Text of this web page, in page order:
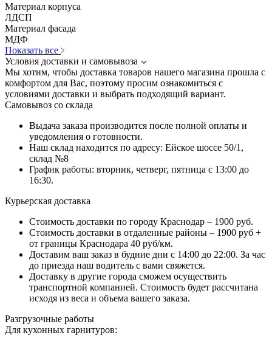
Материал корпуса
ЛДСП
Материал фасада
МДФ
Показать все
Условия доставки и самовывоза
Мы хотим, чтобы доставка товаров нашего магазина прошла с
комфортом для Вас, поэтому просим ознакомиться с
условиями доставки и выбрать подходящий вариант.
Самовывоз со склада
Выдача заказа производится после полной оплаты и
уведомления о готовности.
Наш склад находится по адресу: Ейское шоссе 50/1,
склад №8
График работы: вторник, четверг, пятница с 13:00 до
16:30.
Курьерская доставка
Стоимость доставки по городу Краснодар – 1900 руб.
Стоимость доставки в отдаленные районы – 1900 руб +
от границы Краснодара 40 руб/км.
Доставим ваш заказ в будние дни с 14:00 до 22:00. За час
до приезда наш водитель с вами свяжется.
Доставку в другие города сможем осуществить
транспортной компанией. Стоимость будет рассчитана
исходя из веса и объема вашего заказа.
Разгрузочные работы
Для кухонных гарнитуров: